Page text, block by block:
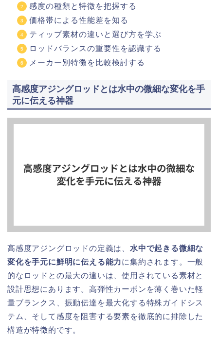
感度の種類と特徴を把握する
価格帯による性能差を知る
ティップ素材の違いと選び方を学ぶ
ロッドバランスの重要性を認識する
メーカー別特徴を比較検討する
高感度アジングロッドとは水中の微細な変化を手
元に伝える神器
高感度アジングロッドの定義は、 水中で起きる微細な
変化を手元に鮮明に伝える能力に集約されます。一般
的なロッドとの最大の違いは、使用されている素材と
設計思想にあります。高弾性カーボンを薄く巻いた軽
量ブランクス、振動伝達を最大化する特殊ガイドシス
テム、そして感度を阻害する要素を徹底的に排除した
構造が特徴的です。